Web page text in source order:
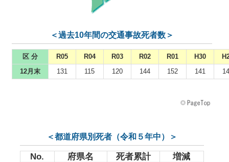
＜過去10年間の交通事故死者数＞
区 分 R05 R04 R03 R02 R01 H30
12月末
131 115 120 144 152 141
＜都道府県別死者（令和５年中）＞
No. 府県名 死者累計
増減